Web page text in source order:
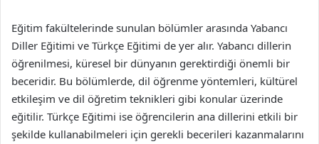
Eğitim fakültelerinde sunulan bölümler arasında Yabancı
Diller Eğitimi ve Türkçe Eğitimi de yer alır. Yabancı dillerin
öğrenilmesi, küresel bir dünyanın gerektirdiği önemli bir
beceridir. Bu bölümlerde, dil öğrenme yöntemleri, kültürel
etkileşim ve dil öğretim teknikleri gibi konular üzerinde
eğitilir. Türkçe Eğitimi ise öğrencilerin ana dillerini etkili bir
şekilde kullanabilmeleri için gerekli becerileri kazanmalarını